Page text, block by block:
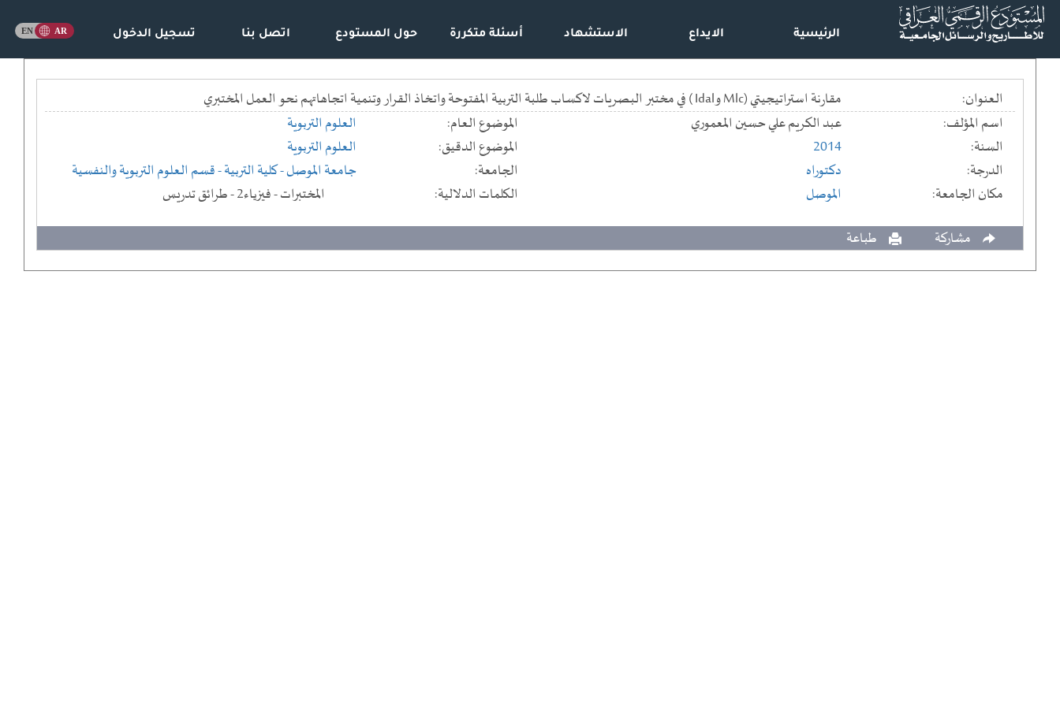
الرئيسية الايداع الاستشهاد أسئلة متكررة حول المستودع اتصل بنا تسجيل الدخول
العنوان:
مقارنة استراتيجيتي (Mlc وIdal ) في مختبر البصريات لاكساب طلبة التربية المفتوحة واتخاذ القرار وتنمية اتجاهاتهم نحو العمل المختبري
اسم المؤلف:
عبد الكريم علي حسين المعموري الموضوع العام:
العلوم التربوية
السنة:
2014 الموضوع الدقيق:
العلوم التربوية
الدرجة:
دكتوراه الجامعة: جامعة الموصل- كلية التربية- قسم العلوم التربوية والنفسية
مكان الجامعة:
الموصل الكلمات الدلالية:
المختبرات - فيزياء2 - طرائق تدريس
مشاركة
طباعة